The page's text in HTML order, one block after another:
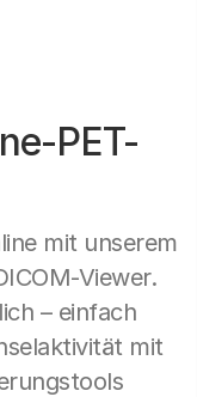
PET-
mit unserem
Viewer.
– einfach
mit